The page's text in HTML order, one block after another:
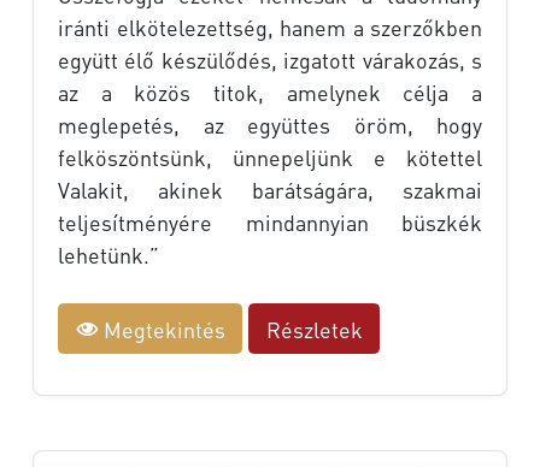
iránti elkötelezettség, hanem a szerzőkben
együtt élő készülődés, izgatott várakozás, s
az a közös titok, amelynek célja a
meglepetés, az együttes öröm, hogy
felköszöntsünk, ünnepeljünk e kötettel
Valakit, akinek barátságára, szakmai
teljesítményére mindannyian büszkék
lehetünk.”
Megtekintés Részletek